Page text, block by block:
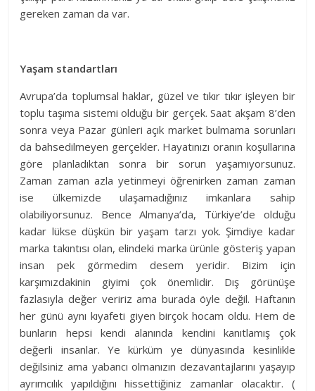
gereken zaman da var.
Yaşam standartları
Avrupa’da toplumsal haklar, güzel ve tıkır tıkır işleyen bir
toplu taşıma sistemi olduğu bir gerçek. Saat akşam 8’den
sonra veya Pazar günleri açık market bulmama sorunları
da bahsedilmeyen gerçekler. Hayatınızı oranın koşullarına
göre planladıktan sonra bir sorun yaşamıyorsunuz.
Zaman zaman azla yetinmeyi öğrenirken zaman zaman
ise ülkemizde ulaşamadığınız imkanlara sahip
olabiliyorsunuz. Bence Almanya’da, Türkiye’de olduğu
kadar lükse düşkün bir yaşam tarzı yok. Şimdiye kadar
marka takıntısı olan, elindeki marka ürünle gösteriş yapan
insan pek görmedim desem yeridir. Bizim için
karşımızdakinin giyimi çok önemlidir. Dış görünüşe
fazlasıyla değer veririz ama burada öyle değil. Haftanın
her günü aynı kıyafeti giyen birçok hocam oldu. Hem de
bunların hepsi kendi alanında kendini kanıtlamış çok
değerli insanlar. Ye kürküm ye dünyasında kesinlikle
değilsiniz ama yabancı olmanızın dezavantajlarını yaşayıp
ayrımcılık yapıldığını hissettiğiniz zamanlar olacaktır. (